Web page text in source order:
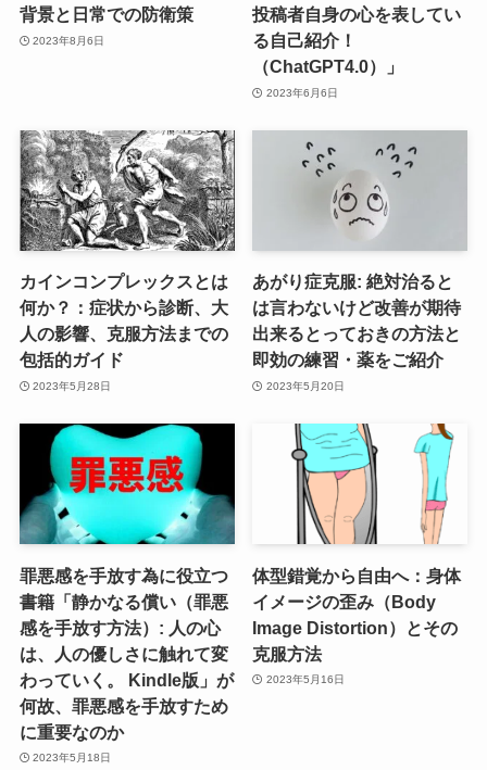
背景と日常での防衛策
2023年8月6日
投稿者自身の心を表してい
る自己紹介！
（ChatGPT4.0）」
2023年6月6日
カインコンプレックスとは
何か？：症状から診断、大
人の影響、克服方法までの
包括的ガイド
2023年5月28日
あがり症克服: 絶対治ると
は言わないけど改善が期待
出来るとっておきの方法と
即効の練習・薬をご紹介
2023年5月20日
罪悪感を手放す為に役立つ
書籍「静かなる償い（罪悪
感を手放す方法）: 人の心
は、人の優しさに触れて変
わっていく。 Kindle版」が
何故、罪悪感を手放すため
に重要なのか
2023年5月18日
体型錯覚から自由へ：身体
イメージの歪み（Body
Image Distortion）とその
克服方法
2023年5月16日